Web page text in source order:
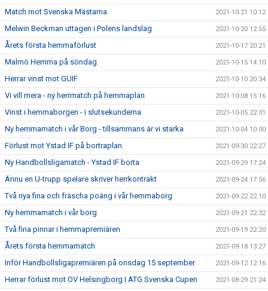
Match mot Svenska Mästarna 2021-10-21 10:12
Melwin Beckman uttagen i Polens landslag 2021-10-20 12:55
Årets första hemmaförlust 2021-10-17 20:21
Malmö Hemma på söndag 2021-10-15 14:10
Herrar vinst mot GUIF 2021-10-10 20:34
Vi vill mera - ny herrmatch på hemmaplan 2021-10-08 15:16
Vinst i hemmaborgen - i slutsekunderna 2021-10-05 22:31
Ny hemmamatch i vår Borg - tillsammans är vi starka 2021-10-04 10:00
Förlust mot Ystad IF på bortraplan 2021-09-30 22:27
Ny Handbollsligamatch - Ystad IF borta 2021-09-29 17:24
Ännu en U-trupp spelare skriver herrkontrakt 2021-09-24 17:56
Två nya fina och fräscha poäng i vår hemmaborg 2021-09-22 22:10
Ny hemmamatch i vår borg 2021-09-21 22:32
Två fina pinnar i hemmapremiären 2021-09-19 22:20
Årets första hemmamatch 2021-09-18 13:27
Inför Handbollsligapremiären på onsdag 15 september 2021-09-12 12:16
Herrar förlust mot OV Helsingborg I ATG Svenska Cupen 2021-08-29 21:24